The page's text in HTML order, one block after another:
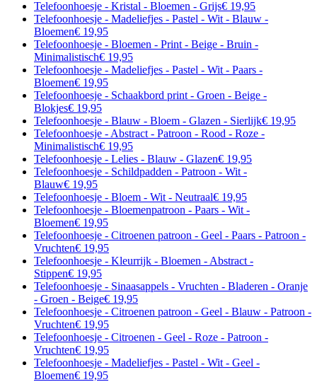
Telefoonhoesje - Kristal - Bloemen - Grijs€ 19,95
Telefoonhoesje - Madeliefjes - Pastel - Wit - Blauw -
Bloemen€ 19,95
Telefoonhoesje - Bloemen - Print - Beige - Bruin -
Minimalistisch€ 19,95
Telefoonhoesje - Madeliefjes - Pastel - Wit - Paars -
Bloemen€ 19,95
Telefoonhoesje - Schaakbord print - Groen - Beige -
Blokjes€ 19,95
Telefoonhoesje - Blauw - Bloem - Glazen - Sierlijk€ 19,95
Telefoonhoesje - Abstract - Patroon - Rood - Roze -
Minimalistisch€ 19,95
Telefoonhoesje - Lelies - Blauw - Glazen€ 19,95
Telefoonhoesje - Schildpadden - Patroon - Wit -
Blauw€ 19,95
Telefoonhoesje - Bloem - Wit - Neutraal€ 19,95
Telefoonhoesje - Bloemenpatroon - Paars - Wit -
Bloemen€ 19,95
Telefoonhoesje - Citroenen patroon - Geel - Paars - Patroon -
Vruchten€ 19,95
Telefoonhoesje - Kleurrijk - Bloemen - Abstract -
Stippen€ 19,95
Telefoonhoesje - Sinaasappels - Vruchten - Bladeren - Oranje
- Groen - Beige€ 19,95
Telefoonhoesje - Citroenen patroon - Geel - Blauw - Patroon -
Vruchten€ 19,95
Telefoonhoesje - Citroenen - Geel - Roze - Patroon -
Vruchten€ 19,95
Telefoonhoesje - Madeliefjes - Pastel - Wit - Geel -
Bloemen€ 19,95